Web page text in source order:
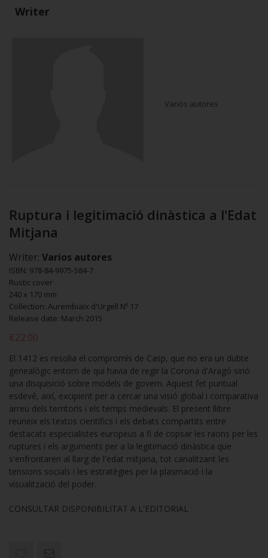
Writer
Varios autores
Ruptura i legitimació dinàstica a l'Edat
Mitjana
Writer: Varios autores
ISBN: 978-84-9975-584-7
Rustic cover
240 x 170 mm
Collection: Aurembiaix d'Urgell Nº 17
Release date: March 2015
€22.00
El 1412 es resolia el compromís de Casp, que no era un dubte
genealògic entorn de qui havia de regir la Corona d'Aragó sinó
una disquisició sobre models de govern. Aquest fet puntual
esdevé, així, excipient per a cercar una visió global i comparativa
arreu dels territoris i els temps medievals. El present llibre
reuneix els textos científics i els debats compartits entre
destacats especialistes europeus a fi de copsar les raons per les
ruptures i els arguments per a la legitimació dinàstica que
s'enfrontaren al llarg de l'edat mitjana, tot canalitzant les
tensions socials i les estratègies per la plasmació i la
visualització del poder.
CONSULTAR DISPONIBILITAT A L'EDITORIAL